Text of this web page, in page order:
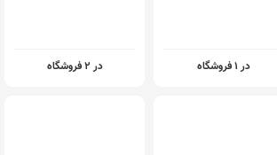
در 1 فروشگاه در 2 فروشگاه